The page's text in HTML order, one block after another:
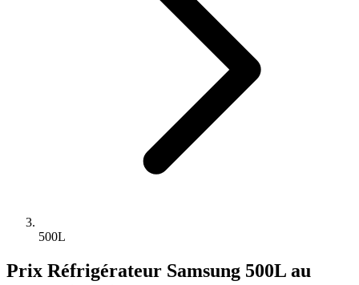
500L
Prix Réfrigérateur Samsung 500L au